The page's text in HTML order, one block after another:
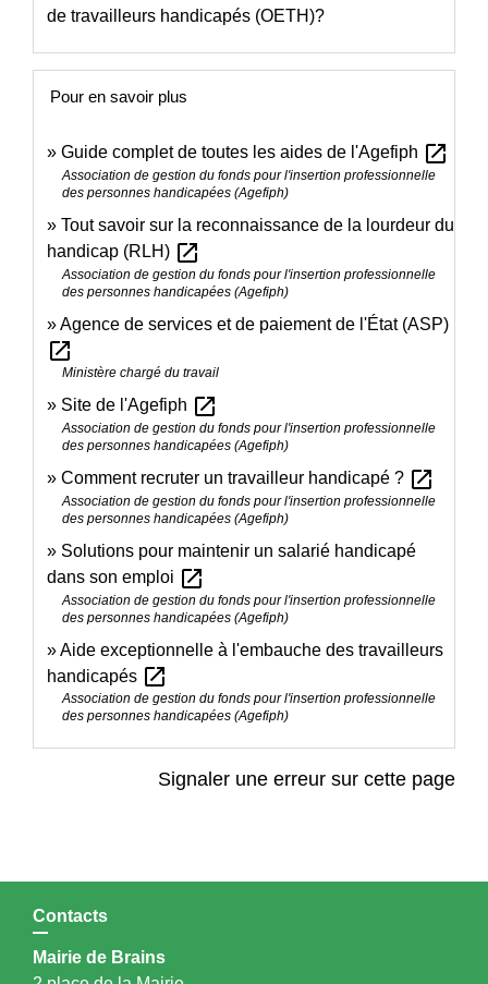
de travailleurs handicapés (OETH)?
Pour en savoir plus
Guide complet de toutes les aides de l'Agefiph open_in_new
Association de gestion du fonds pour l'insertion professionnelle
des personnes handicapées (Agefiph)
Tout savoir sur la reconnaissance de la lourdeur du
handicap (RLH) open_in_new
Association de gestion du fonds pour l'insertion professionnelle
des personnes handicapées (Agefiph)
Agence de services et de paiement de l'État (ASP)
open_in_new
Ministère chargé du travail
Site de l'Agefiph open_in_new
Association de gestion du fonds pour l'insertion professionnelle
des personnes handicapées (Agefiph)
Comment recruter un travailleur handicapé ? open_in_new
Association de gestion du fonds pour l'insertion professionnelle
des personnes handicapées (Agefiph)
Solutions pour maintenir un salarié handicapé
dans son emploi open_in_new
Association de gestion du fonds pour l'insertion professionnelle
des personnes handicapées (Agefiph)
Aide exceptionnelle à l'embauche des travailleurs
handicapés open_in_new
Association de gestion du fonds pour l'insertion professionnelle
des personnes handicapées (Agefiph)
Signaler une erreur sur cette page
Contacts
Mairie de Brains